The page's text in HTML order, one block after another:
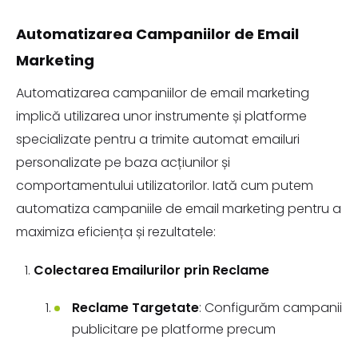
Automatizarea Campaniilor de Email
Marketing
Automatizarea campaniilor de email marketing
implică utilizarea unor instrumente și platforme
specializate pentru a trimite automat emailuri
personalizate pe baza acțiunilor și
comportamentului utilizatorilor. Iată cum putem
automatiza campaniile de email marketing pentru a
maximiza eficiența și rezultatele:
Colectarea Emailurilor prin Reclame
Reclame Targetate: Configurăm campanii
publicitare pe platforme precum